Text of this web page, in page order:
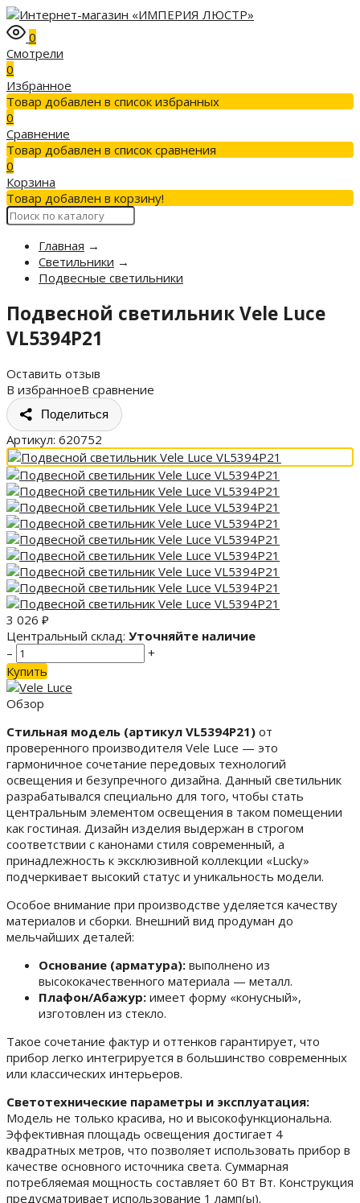
0
Смотрели
0
Избранное
Товар добавлен в список избранных
0
Сравнение
Товар добавлен в список сравнения
0
Корзина
Товар добавлен в корзину!
Главная →
Светильники →
Подвесные светильники
Подвесной светильник Vele Luce
VL5394P21
Оставить отзыв
В избранноеВ сравнение
Поделиться
Артикул: 620752
3 026 ₽
Центральный склад: Уточняйте наличие
–
+
Купить
Обзор
Стильная модель (артикул VL5394P21) от
проверенного производителя Vele Luce — это
гармоничное сочетание передовых технологий
освещения и безупречного дизайна. Данный светильник
разрабатывался специально для того, чтобы стать
центральным элементом освещения в таком помещении
как гостиная. Дизайн изделия выдержан в строгом
соответствии с канонами стиля современный, а
принадлежность к эксклюзивной коллекции «Lucky»
подчеркивает высокий статус и уникальность модели.
Особое внимание при производстве уделяется качеству
материалов и сборки. Внешний вид продуман до
мельчайших деталей:
Основание (арматура): выполнено из
высококачественного материала — металл.
Плафон/Абажур: имеет форму «конусный»,
изготовлен из стекло.
Такое сочетание фактур и оттенков гарантирует, что
прибор легко интегрируется в большинство современных
или классических интерьеров.
Светотехнические параметры и эксплуатация:
Модель не только красива, но и высокофункциональна.
Эффективная площадь освещения достигает 4
квадратных метров, что позволяет использовать прибор в
качестве основного источника света. Суммарная
потребляемая мощность составляет 60 Вт Вт. Конструкция
предусматривает использование 1 ламп(ы).